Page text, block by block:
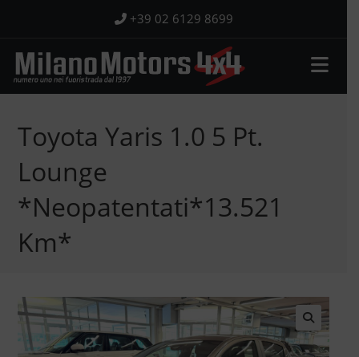
contenuto
+39 02 6129 8699
Toyota Yaris 1.0 5 Pt.
Lounge
*Neopatentati*13.521
Km*
🔍